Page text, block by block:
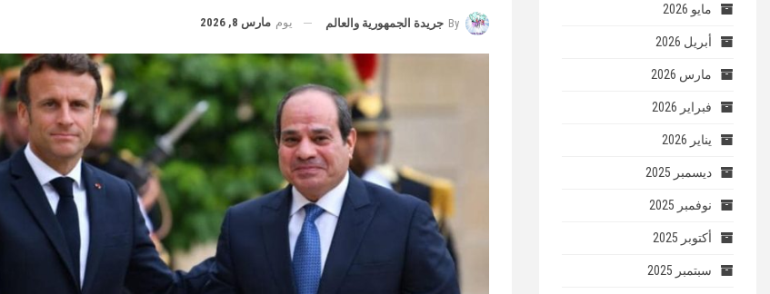
By جريدة الجمهورية والعالم يوم مارس 8, 2026
مايو 2026
أبريل 2026
مارس 2026
فبراير 2026
يناير 2026
ديسمبر 2025
نوفمبر 2025
أكتوبر 2025
سبتمبر 2025